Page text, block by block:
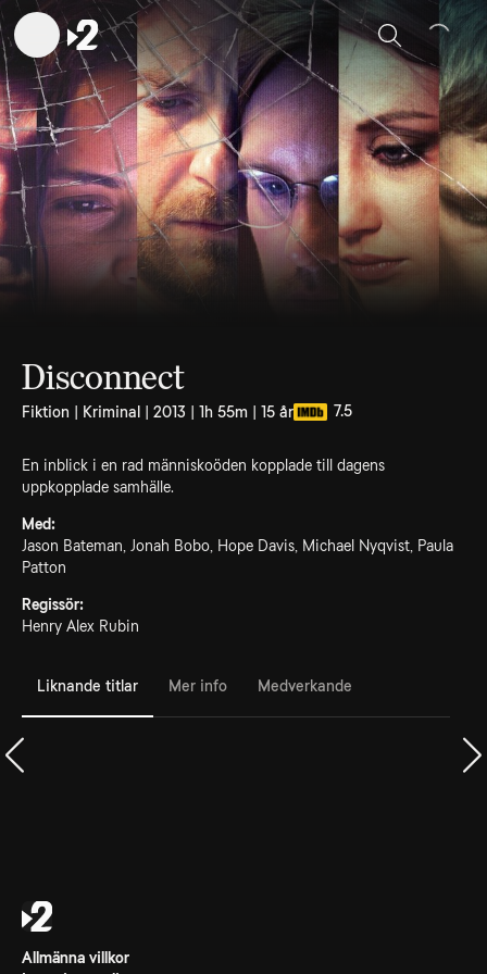
Sök
Disconnect
Fiktion | Kriminal | 2013 | 1h 55m | 15 år 7.5
En inblick i en rad människoöden kopplade till dagens
uppkopplade samhälle.
Med:
Jason Bateman, Jonah Bobo, Hope Davis, Michael Nyqvist, Paula
Patton
Regissör:
Henry Alex Rubin
Liknande titlar Mer info Medverkande
Allmänna villkor